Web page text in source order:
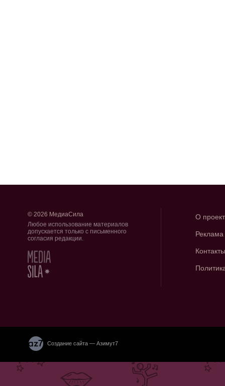
© 2026 МедиаСила
Любое использование материалов
допускается только с письменного
согласия редакции.
О
Реклама
Контакты
Создание сайта — Азимут7